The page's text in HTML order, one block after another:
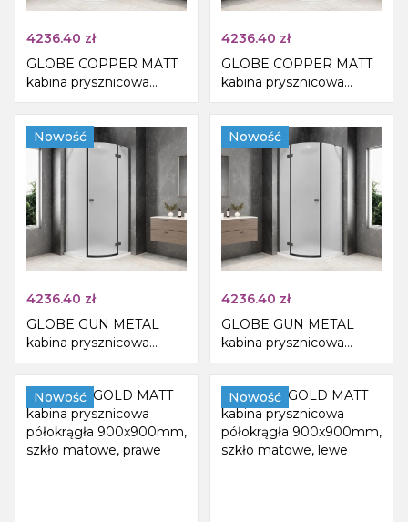
4236.40 zł
GLOBE COPPER MATT
kabina prysznicowa
półokrągła 900x900mm,
szkło matowe, prawe
4236.40 zł
GLOBE COPPER MATT
kabina prysznicowa
półokrągła 900x900mm,
szkło matowe, lewe
Nowość
4236.40 zł
GLOBE GUN METAL
kabina prysznicowa
półokrągła 900x900mm,
szkło matowe, prawe
Nowość
4236.40 zł
GLOBE GUN METAL
kabina prysznicowa
półokrągła 900x900mm,
szkło matowe, lewe
Nowość
Nowość